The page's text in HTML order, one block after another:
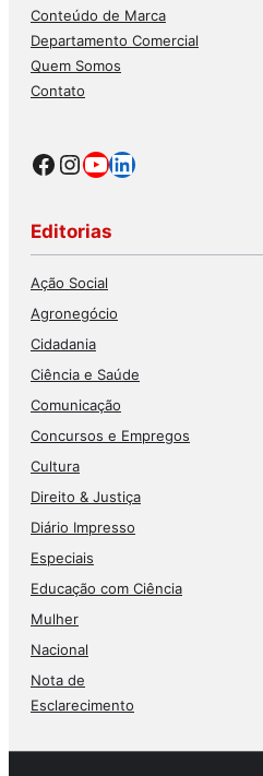
Conteúdo de Marca
Departamento Comercial
Quem Somos
Contato
Facebook
Instagram
Youtube
LinkedIn
Editorias
Ação Social
Agronegócio
Cidadania
Ciência e Saúde
Comunicação
Concursos e Empregos
Cultura
Direito & Justiça
Diário Impresso
Especiais
Educação com Ciência
Mulher
Nacional
Nota de
Esclarecimento